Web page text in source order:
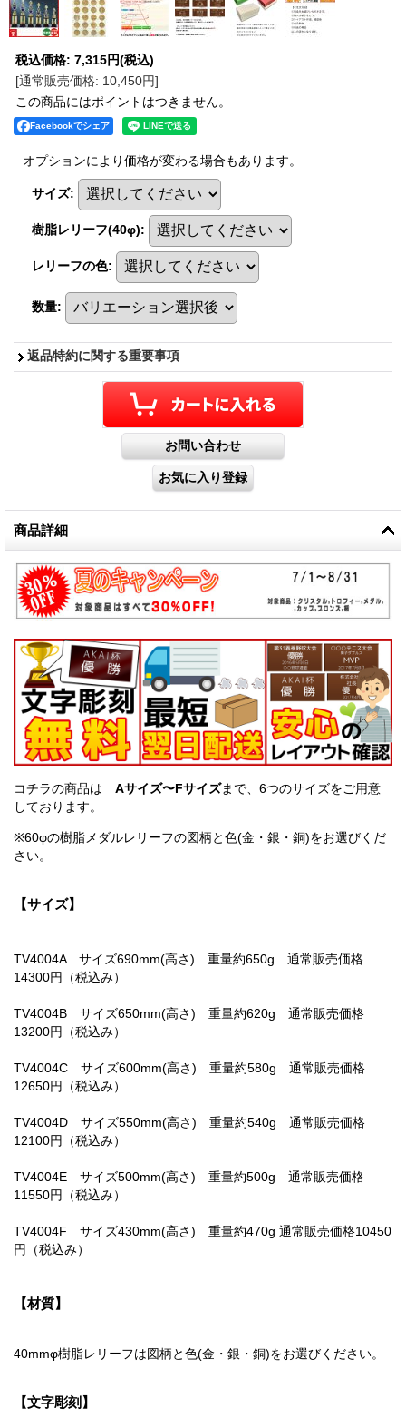
税込価格: 7,315円(税込)
[通常販売価格: 10,450円]
この商品にはポイントはつきません。
Facebookでシェア
オプションにより価格が変わる場合もあります。
サイズ:
樹脂レリーフ(40φ):
レリーフの色:
数量:
返品特約に関する重要事項
商品詳細
コチラの商品は Aサイズ〜Fサイズまで、6つのサイズをご用意
しております。
※60φの樹脂メダルレリーフの図柄と色(金・銀・銅)をお選びくだ
さい。
【サイズ】
TV4004A サイズ690mm(高さ) 重量約650g 通常販売価格
14300円（税込み）
TV4004B サイズ650mm(高さ) 重量約620g 通常販売価格
13200円（税込み）
TV4004C サイズ600mm(高さ) 重量約580g 通常販売価格
12650円（税込み）
TV4004D サイズ550mm(高さ) 重量約540g 通常販売価格
12100円（税込み）
TV4004E サイズ500mm(高さ) 重量約500g 通常販売価格
11550円（税込み）
TV4004F サイズ430mm(高さ) 重量約470g 通常販売価格10450
円（税込み）
【材質】
40mmφ樹脂レリーフは図柄と色(金・銀・銅)をお選びください。
【文字彫刻】